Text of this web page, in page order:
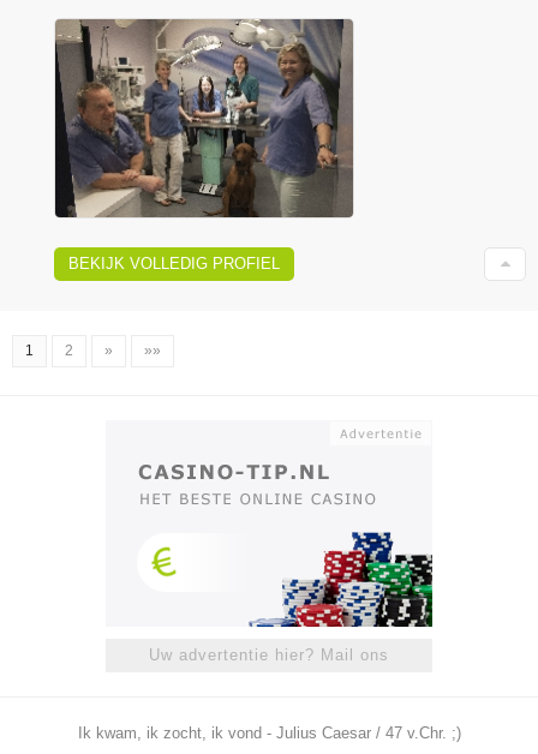
BEKIJK VOLLEDIG PROFIEL
1 2 » »»
Uw advertentie hier? Mail ons
Ik kwam, ik zocht, ik vond - Julius Caesar / 47 v.Chr. ;)